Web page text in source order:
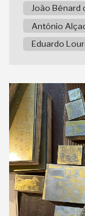
João Bénard
António
Eduardo